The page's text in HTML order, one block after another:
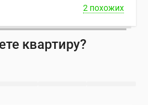
2 похожих
квартиру?